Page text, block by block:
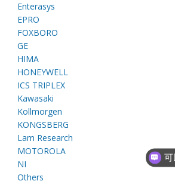
Enterasys
EPRO
FOXBORO
GE
HIMA
HONEYWELL
ICS TRIPLEX
Kawasaki
Kollmorgen
KONGSBERG
Lam Research
MOTOROLA
NI
Others